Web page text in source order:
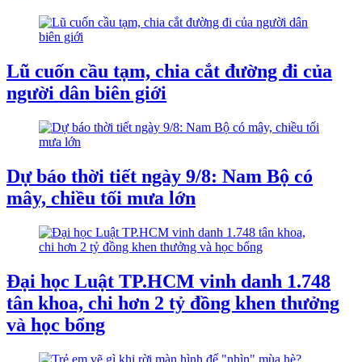
Lũ cuốn cầu tạm, chia cắt đường đi của
người dân biên giới
Dự báo thời tiết ngày 9/8: Nam Bộ có
mây, chiều tối mưa lớn
Đại học Luật TP.HCM vinh danh 1.748
tân khoa, chi hơn 2 tỷ đồng khen thưởng
và học bổng